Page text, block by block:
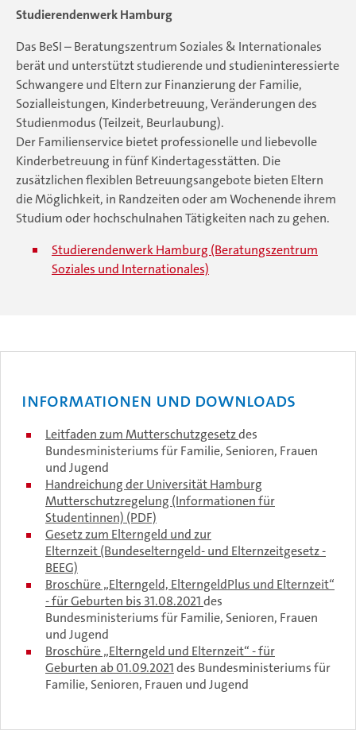
Studierendenwerk Hamburg
Das BeSI – Beratungszentrum Soziales & Internationales
berät und unterstützt studierende und studieninteressierte
Schwangere und Eltern zur Finanzierung der Familie,
Sozialleistungen, Kinderbetreuung, Veränderungen des
Studienmodus (Teilzeit, Beurlaubung).
Der Familienservice bietet professionelle und liebevolle
Kinderbetreuung in fünf Kindertagesstätten. Die
zusätzlichen flexiblen Betreuungsangebote bieten Eltern
die Möglichkeit, in Randzeiten oder am Wochenende ihrem
Studium oder hochschulnahen Tätigkeiten nach zu gehen.
Studierendenwerk Hamburg (Beratungszentrum
Soziales und Internationales)
Informationen und Downloads
Leitfaden zum Mutterschutzgesetzdes
Bundesministeriums für Familie, Senioren, Frauen
und Jugend
Handreichung der Universität Hamburg
Mutterschutzregelung (Informationen für
Studentinnen) (PDF)
Gesetz zum Elterngeld und zur
Elternzeit (Bundeselterngeld- und Elternzeitgesetz -
BEEG)
Broschüre „Elterngeld, ElterngeldPlus und Elternzeit“
- für Geburten bis 31.08.2021des
Bundesministeriums für Familie, Senioren, Frauen
und Jugend
Broschüre „Elterngeld und Elternzeit“ - für
Geburten ab 01.09.2021des Bundesministeriums für
Familie, Senioren, Frauen und Jugend